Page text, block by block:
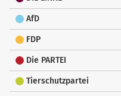
AfD
FDP
Die PARTEI
Tierschutzpartei